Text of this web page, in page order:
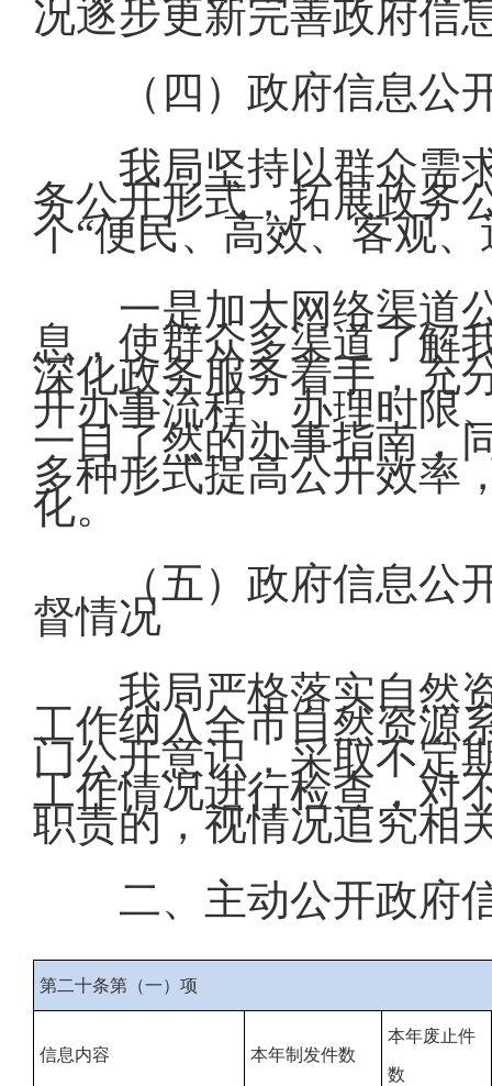
况逐步更新完善政府信
（四）政府信息公
我局坚持以群众需
务公开形式，拓展政务
个“便民、高效、客观
一是加大网络渠道
息，使群众多渠道了解
深化政务服务着手，充
开办事流程、办理时限
一目了然的办事指南，
多种形式提高公开效率
化。
（五）政府信息
督情况
我局严格落实自然
工作纳入全市自然资源
门公开意识，采取不定
工作情况进行检查，对
职责的，视情况追究相
二、主动公开政府
第二十条第（一）项
信息内容 本年制发件数
本年废止件
数